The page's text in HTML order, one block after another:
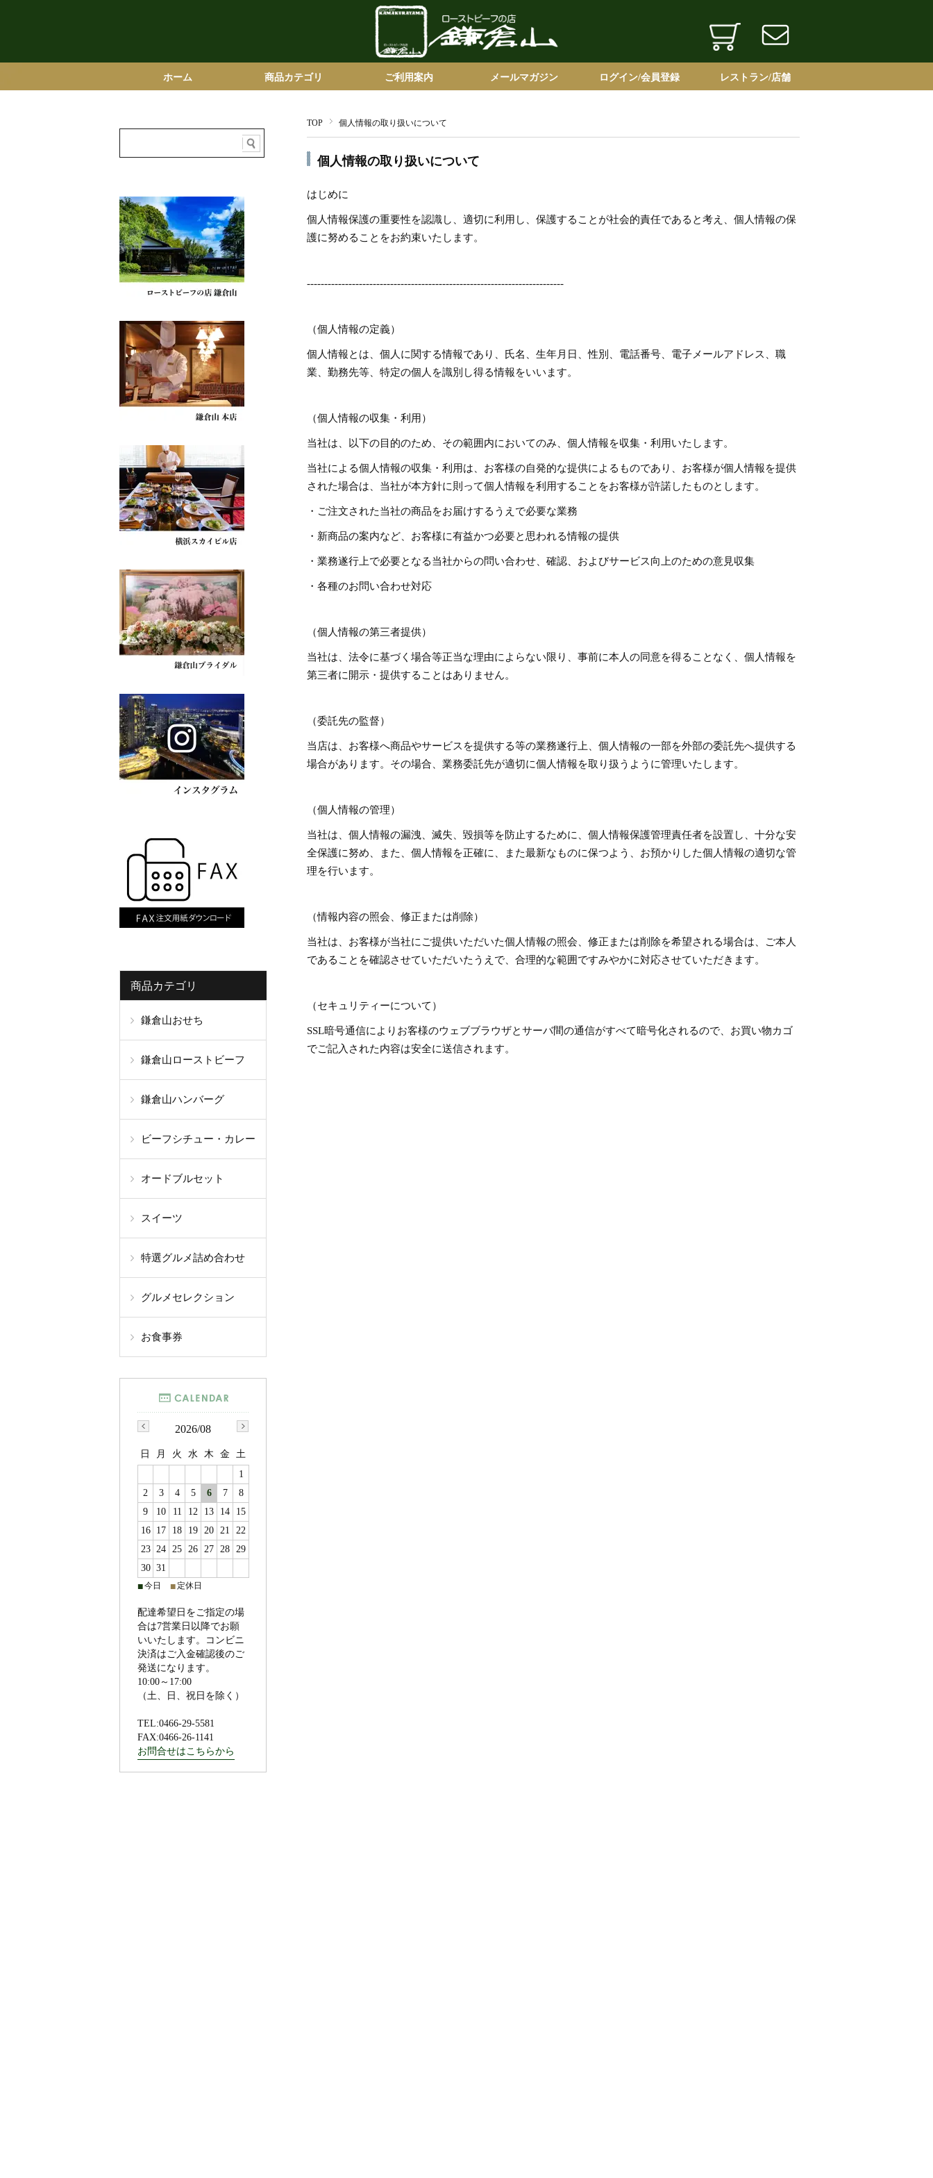
ホーム 商品カテゴリ ご利用案内 メールマガジン ログイン/会員登録 レストラン/店舗
TOP
個人情報の取り扱いについて
個人情報の取り扱いについて
はじめに
個人情報保護の重要性を認識し、適切に利用し、保護することが社会的責任であると考え、個人情報の保
護に努めることをお約束いたします。
--------------------------------------------------------------------------
（個人情報の定義）
個人情報とは、個人に関する情報であり、氏名、生年月日、性別、電話番号、電子メールアドレス、職
業、勤務先等、特定の個人を識別し得る情報をいいます。
（個人情報の収集・利用）
当社は、以下の目的のため、その範囲内においてのみ、個人情報を収集・利用いたします。
当社による個人情報の収集・利用は、お客様の自発的な提供によるものであり、お客様が個人情報を提供
された場合は、当社が本方針に則って個人情報を利用することをお客様が許諾したものとします。
・ご注文された当社の商品をお届けするうえで必要な業務
・新商品の案内など、お客様に有益かつ必要と思われる情報の提供
・業務遂行上で必要となる当社からの問い合わせ、確認、およびサービス向上のための意見収集
・各種のお問い合わせ対応
（個人情報の第三者提供）
当社は、法令に基づく場合等正当な理由によらない限り、事前に本人の同意を得ることなく、個人情報を
第三者に開示・提供することはありません。
（委託先の監督）
当店は、お客様へ商品やサービスを提供する等の業務遂行上、個人情報の一部を外部の委託先へ提供する
場合があります。その場合、業務委託先が適切に個人情報を取り扱うように管理いたします。
（個人情報の管理）
当社は、個人情報の漏洩、滅失、毀損等を防止するために、個人情報保護管理責任者を設置し、十分な安
全保護に努め、また、個人情報を正確に、また最新なものに保つよう、お預かりした個人情報の適切な管
理を行います。
（情報内容の照会、修正または削除）
当社は、お客様が当社にご提供いただいた個人情報の照会、修正または削除を希望される場合は、ご本人
であることを確認させていただいたうえで、合理的な範囲ですみやかに対応させていただきます。
（セキュリティーについて）
SSL暗号通信によりお客様のウェブブラウザとサーバ間の通信がすべて暗号化されるので、お買い物カゴ
でご記入された内容は安全に送信されます。
商品カテゴリ
鎌倉山おせち
鎌倉山ローストビーフ
鎌倉山ハンバーグ
ビーフシチュー・カレー
オードブルセット
スイーツ
特選グルメ詰め合わせ
グルメセレクション
お食事券
2026/08
日 月 火 水 木 金
土
1
2
3 4 5 6 7
8
9
10 11 12 13 14
15
16
17 18 19 20 21
22
23 24 25 26 27 28 29
30 31
■今日 ■ 定休日
配達希望日をご指定の場
合は7営業日以降でお願
いいたします。コンビニ
決済はご入金確認後のご
発送になります。
10:00～17:00
（土、日、祝日を除く）
TEL:0466-29-5581
FAX:0466-26-1141
お問合せはこちらから